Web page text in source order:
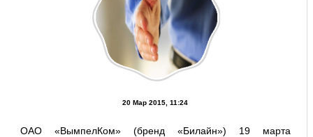
20 Мар 2015, 11:24
ОАО «ВымпелКом» (бренд «Билайн») 19 марта